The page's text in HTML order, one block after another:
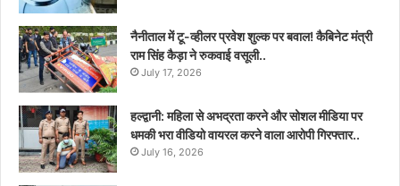
नैनीताल में टू-व्हीलर प्रवेश शुल्क पर बवाल! कैबिनेट मंत्री
राम सिंह कैड़ा ने रुकवाई वसूली..
July 17, 2026
हल्द्वानी: महिला से अभद्रता करने और सोशल मीडिया पर
धमकी भरा वीडियो वायरल करने वाला आरोपी गिरफ्तार..
July 16, 2026